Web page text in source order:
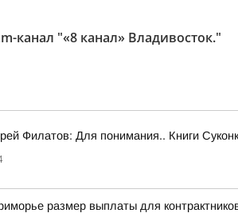
канал "«8 канал» Владивосток."
Филатов: Для понимания.. Книги
размер выплаты для